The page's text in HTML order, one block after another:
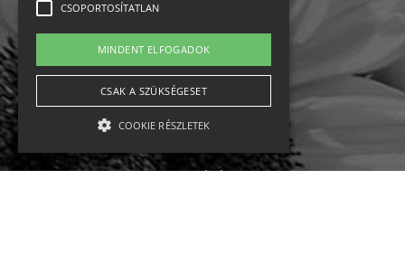
Állásajánlatok
Impresszum-kapcsolat
Jogi nyilatkozat
English
CSOPORTOSÍTATLAN
MINDENT ELFOGADOK
CSAK A SZÜKSÉGESET
COOKIE RÉSZLETEK